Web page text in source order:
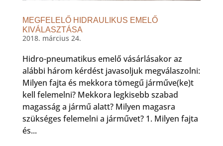
MEGFELELŐ HIDRAULIKUS EMELŐ
KIVÁLASZTÁSA
2018. március 24.
Hidro-pneumatikus emelő vásárlásakor az
alábbi három kérdést javasoljuk megválaszolni:
Milyen fajta és mekkora tömegű járműve(ke)t
kell felemelni? Mekkora legkisebb szabad
magasság a jármű alatt? Milyen magasra
szükséges felemelni a járművet? 1. Milyen fajta
és...